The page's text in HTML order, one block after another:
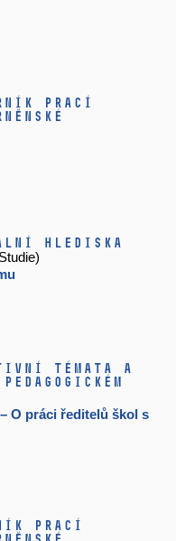
prací
hlediska
témata a
O práci ředitelů škol s
prací